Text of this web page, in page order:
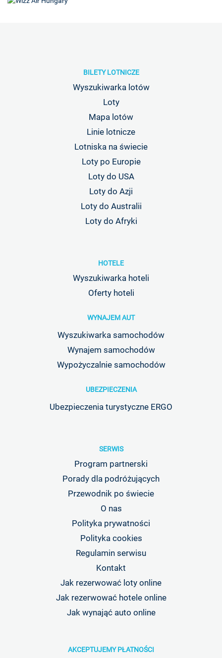
BILETY LOTNICZE
Wyszukiwarka lotów
Loty
Mapa lotów
Linie lotnicze
Lotniska na świecie
Loty po Europie
Loty do USA
Loty do Azji
Loty do Australii
Loty do Afryki
HOTELE
Wyszukiwarka hoteli
Oferty hoteli
WYNAJEM AUT
Wyszukiwarka samochodów
Wynajem samochodów
Wypożyczalnie samochodów
UBEZPIECZENIA
Ubezpieczenia turystyczne ERGO
SERWIS
Program partnerski
Porady dla podróżujących
Przewodnik po świecie
O nas
Polityka prywatności
Polityka cookies
Regulamin serwisu
Kontakt
Jak rezerwować loty online
Jak rezerwować hotele online
Jak wynająć auto online
AKCEPTUJEMY PŁATNOŚCI